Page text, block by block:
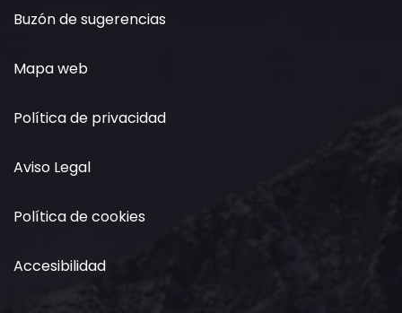
Buzón de sugerencias
Mapa web
Política de privacidad
Aviso Legal
Política de cookies
Accesibilidad